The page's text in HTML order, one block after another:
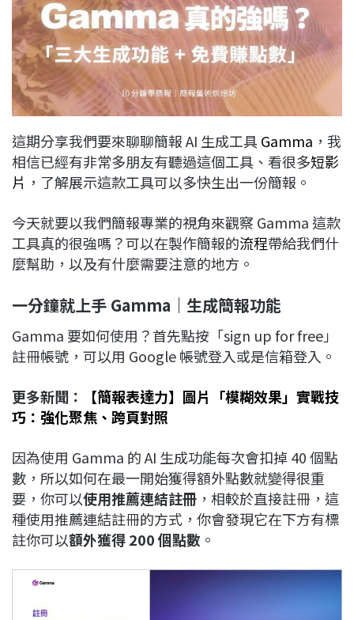
o
o
k
d
s
d
I
n
i
n
k
這期分享我們要來聊聊簡報 AI 生成工具Gamma ，我
相信已經有非常多朋友有聽過這個工具、看很多短影
片 ，了解展示這款工具可以多快生出一份簡報。
今天就要以我們簡報專業的視角來觀察 Gamma 這款
工具真的很強嗎？可以在製作簡報的流程帶給我們什
麼幫助，以及有什麼需要注意的地方。
一分鐘就上手 Gamma｜生成簡報功能
Gamma 要如何使用？首先點按「sign up for free」
註冊帳號，可以用 Google 帳號登入或是信箱登入。
更多新聞：
【簡報表達力】圖片「模糊效果」實戰技
巧：強化聚焦、跨頁對照
因為使用 Gamma 的 AI 生成功能每次會扣掉 40 個點
數，所以如何在最一開始獲得額外點數就變得很重
要，你可以使用推薦連結註冊 ，相較於直接註冊，這
種使用推薦連結註冊的方式，你會發現它在下方有標
註你可以額外獲得 200 個點數 。